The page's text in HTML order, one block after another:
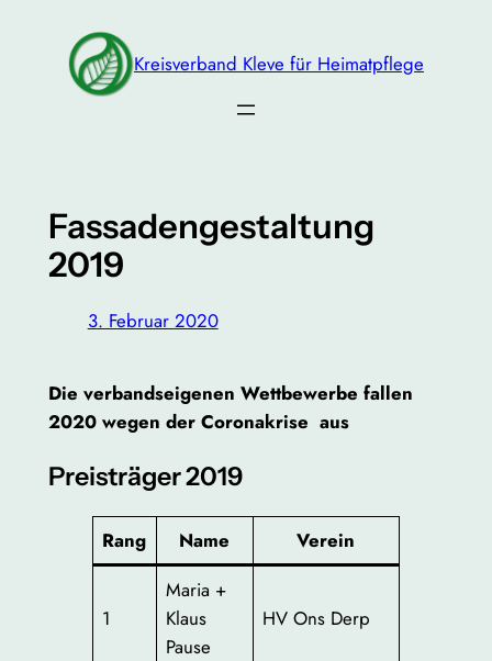
springen
Kreisverband Kleve für Heimatpflege
Fassadengestaltung
2019
3. Februar 2020
Die verbandseigenen Wettbewerbe fallen
2020 wegen der Coronakrise aus
Preisträger 2019
Rang Name Verein
1
Maria +
Klaus
Pause
HV Ons Derp